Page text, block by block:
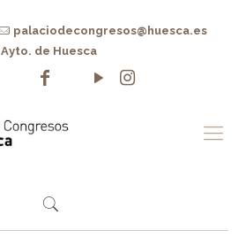
palaciodecongresos@huesca.es
Ayto. de Huesca